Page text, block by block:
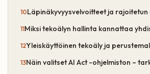
Läpinäkyvyysvelvoitteet ja
Miksi tekoälyn hallinta kannattaa
Yleiskäyttöinen tekoäly ja
Näin valitset AI Act -ohjelmiston –